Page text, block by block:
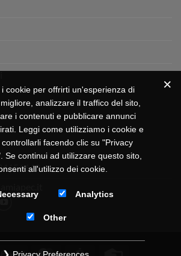
PayPal MasterCard
i cookie per offrirti un'esperienza di
analizzare il traffico del sito,
i contenuti e pubblicare annunci
Leggi come utilizziamo i cookie e
facendo clic su "Privacy
Se continui ad utilizzare questo sito,
all'utilizzo dei cookie.
Analytics
Other
Privacy Preferences